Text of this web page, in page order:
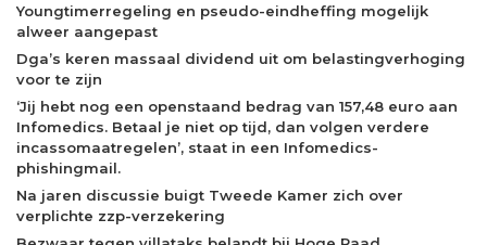
Youngtimerregeling en pseudo-eindheffing mogelijk
alweer aangepast
Dga’s keren massaal dividend uit om belastingverhoging
voor te zijn
‘Jij hebt nog een openstaand bedrag van 157,48 euro aan
Infomedics. Betaal je niet op tijd, dan volgen verdere
incassomaatregelen’, staat in een Infomedics-
phishingmail.
Na jaren discussie buigt Tweede Kamer zich over
verplichte zzp-verzekering